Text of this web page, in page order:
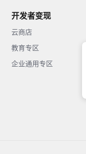
开发者变现
云商店
教育专区
企业通用专区